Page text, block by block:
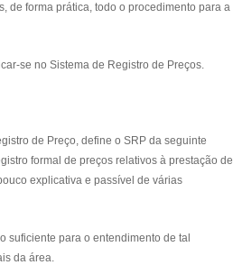
de forma prática, todo o procedimento para a
se no Sistema de Registro de Preços.
de Preço, define o SRP da seguinte
formal de preços relativos à prestação de
explicativa e passível de várias
suficiente para o entendimento de tal
da área.